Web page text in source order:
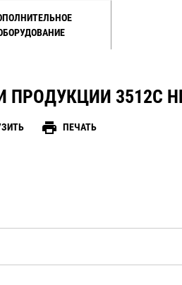
3512C
print ПЕЧАТЬ